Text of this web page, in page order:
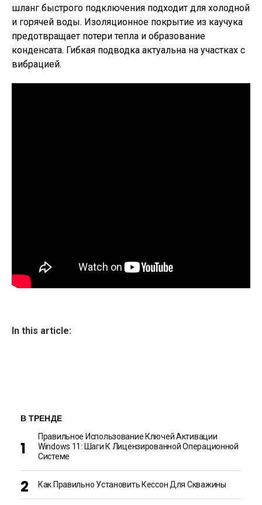
шланг быстрого подключения подходит для холодной
и горячей воды. Изоляционное покрытие из каучука
предотвращает потери тепла и образование
конденсата. Гибкая подводка актуальна на участках с
вибрацией.
In this article:
В ТРЕНДЕ
Правильное Использование Ключей Активации
Windows 11: Шаги К Лицензированной Операционной
Системе
Как Правильно Установить Кессон Для Скважины